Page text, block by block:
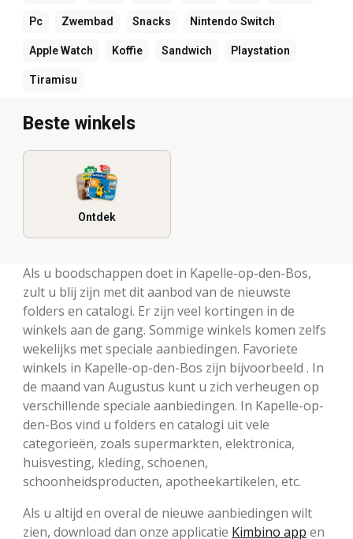
Pc Zwembad Snacks Nintendo Switch
Apple Watch Koffie Sandwich Playstation
Tiramisu
Beste winkels
Ontdek
Als u boodschappen doet in Kapelle-op-den-Bos,
zult u blij zijn met dit aanbod van de nieuwste
folders en catalogi. Er zijn veel kortingen in de
winkels aan de gang. Sommige winkels komen zelfs
wekelijks met speciale aanbiedingen. Favoriete
winkels in Kapelle-op-den-Bos zijn bijvoorbeeld . In
de maand van Augustus kunt u zich verheugen op
verschillende speciale aanbiedingen. In Kapelle-op-
den-Bos vind u folders en catalogi uit vele
categorieën, zoals supermarkten, elektronica,
huisvesting, kleding, schoenen,
schoonheidsproducten, apotheekartikelen, etc.
Als u altijd en overal de nieuwe aanbiedingen wilt
zien, download dan onze applicatie Kimbino app en